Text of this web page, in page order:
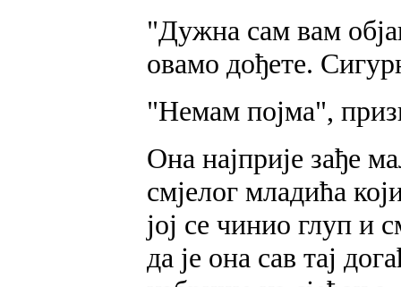
"Дужна сам вам
овамо дођете.
"Немам појма",
Она најприје зађе
смјелог младића
јој се чинио глуп и
да је она сав тај